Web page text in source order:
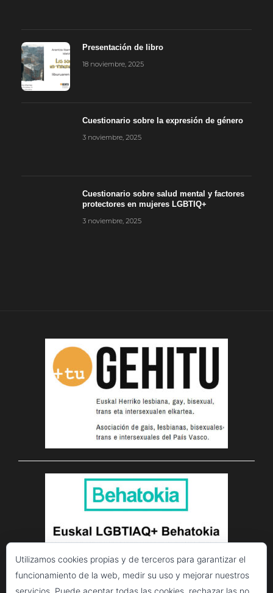
Presentación de libro
18 noviembre, 2025
Cuestionario sobre la expresión de género
3 noviembre, 2025
Cuestionario sobre salud mental y factores
protectores en mujeres LGBTIQ+
3 noviembre, 2025
Utilizamos cookies propias y de terceros para garantizar el
funcionamiento de la web, medir su uso y mejorar nuestros
servicios. Puede aceptar todas las cookies, rechazar las no